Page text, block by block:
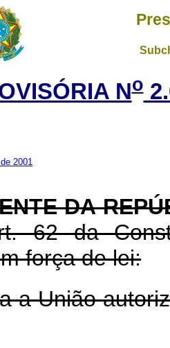
No
2001
DA
62 da
força de lei:
a União